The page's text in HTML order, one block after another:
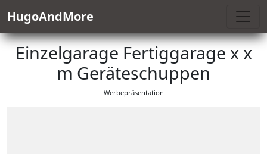
HugoAndMore
Einzelgarage Fertiggarage x x
m Geräteschuppen
Werbepräsentation